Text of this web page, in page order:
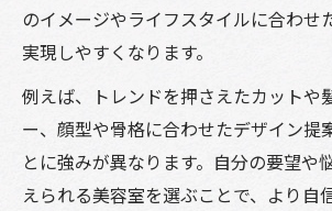
のイメージやライフスタイルに合わせ
実現しやすくなります。
例えば、トレンドを押さえたカットや
ー、顔型や骨格に合わせたデザイン提
とに強みが異なります。自分の要望や
えられる美容室を選ぶことで、より自